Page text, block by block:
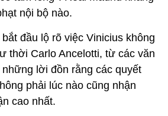
nội bộ nào.
đầu lộ rõ việc Vinicius không
thời Carlo Ancelotti, từ các văn
lời đồn rằng các quyết
phải lúc nào cũng nhận
cao nhất.